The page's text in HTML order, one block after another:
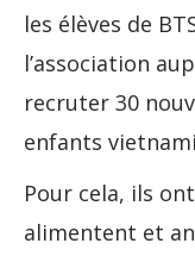
les élèves de
l’association
recruter 30
enfants
Pour cela, ils
alimentent et